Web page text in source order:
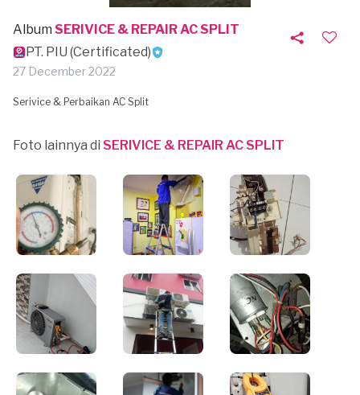
Album SERIVICE & REPAIR AC SPLIT
PT. PIU (Certificated)
27 December 2022
Serivice & Perbaikan AC Split
Foto lainnya di SERIVICE & REPAIR AC SPLIT